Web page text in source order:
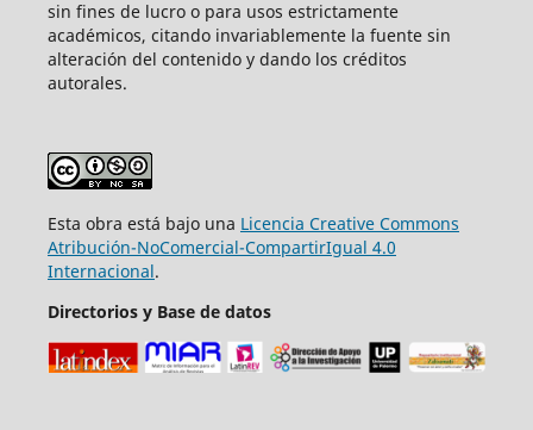
sin fines de lucro o para usos estrictamente
académicos, citando invariablemente la fuente sin
alteración del contenido y dando los créditos
autorales.
Esta obra está bajo una Licencia Creative Commons
Atribución-NoComercial-CompartirIgual 4.0
Internacional.
Directorios y Base de datos